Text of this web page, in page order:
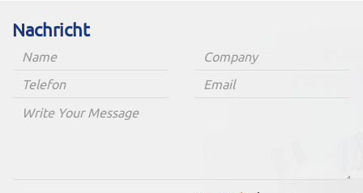
Nachricht